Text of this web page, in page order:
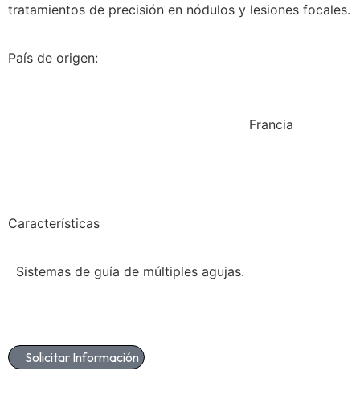
tratamientos de precisión en nódulos y lesiones focales.
País de origen:
Francia
Características
Sistemas de guía de múltiples agujas.
Solicitar Información